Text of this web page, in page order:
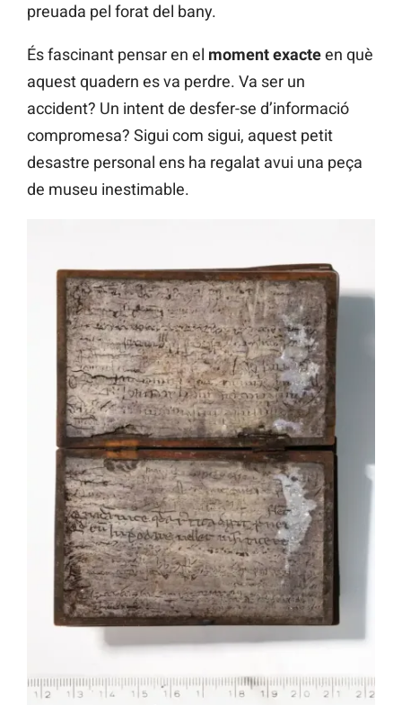
preuada pel forat del bany.
És fascinant pensar en el moment exacteen què
aquest quadern es va perdre. Va ser un
accident? Un intent de desfer-se d’informació
compromesa? Sigui com sigui, aquest petit
desastre personal ens ha regalat avui una peça
de museu inestimable.